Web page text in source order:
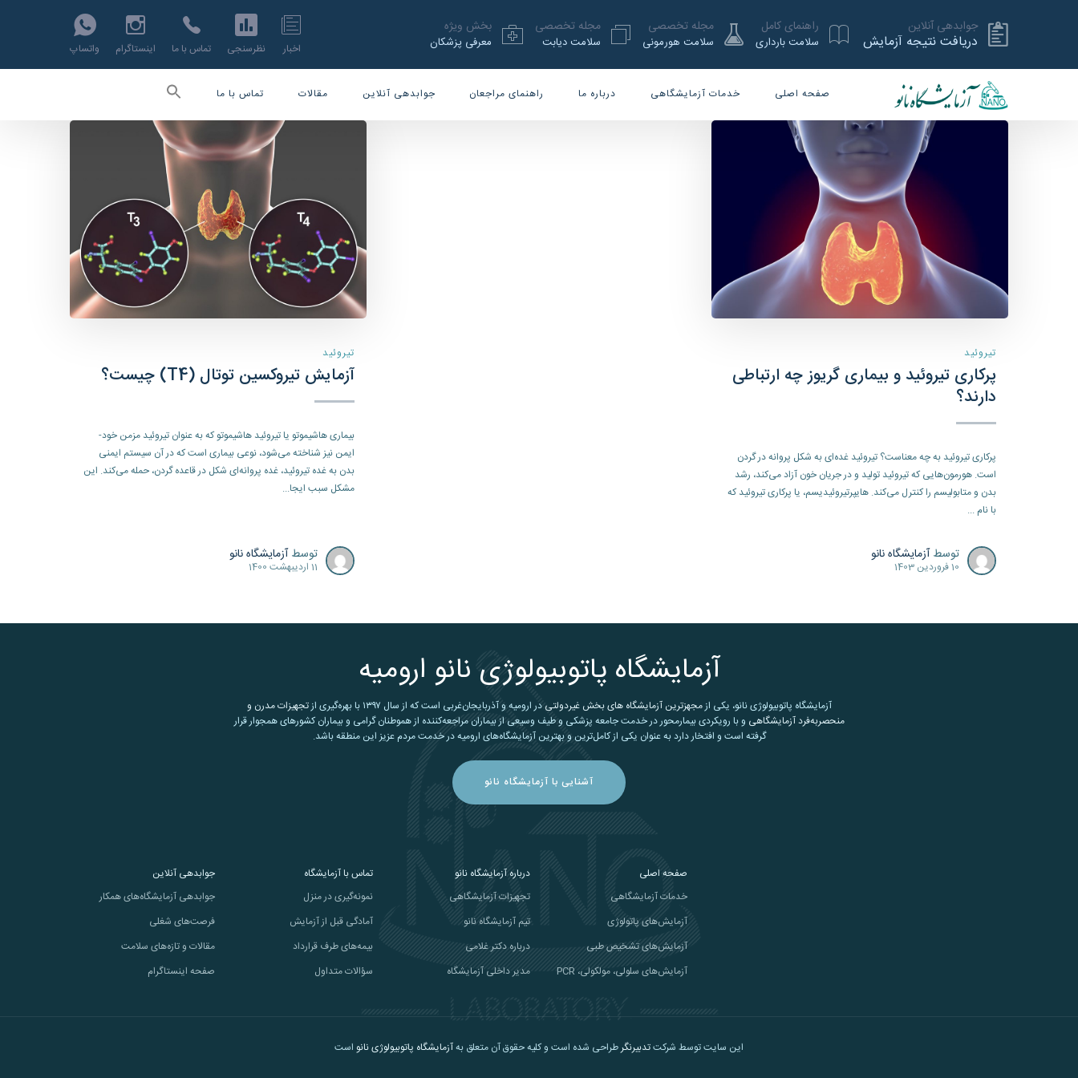
جوابدهی آنلاین
دریافت نتیجه آزمایش
راهنمای کامل
سلامت بارداری
مجله تخصصی
سلامت هورمونی
مجله تخصصی
سلامت دیابت
بخش ویژه
معرفی پزشکان واتساپ اینستاگرام تماس با ما نظرسنجی اخبار
صفحه اصلی خدمات آزمایشگاهی درباره ما راهنمای مراجعان جوابدهی آنلاین مقالات تماس با ما
تیروئید
پرکاری تیروئید و بیماری گریوز چه ارتباطی
دارند؟
پرکاری تیروئید به چه معناست؟ تیروئید غده‌ای به شکل پروانه در گردن
است. هورمون‌هایی که تیروئید تولید و در جریان خون آزاد می‌کند، رشد
بدن و متابولیسم را کنترل می‌کند. هایپرتیروئیدیسم، یا پرکاری تیروئید که
با نام ...
توسط آزمایشگاه نانو
10 فروردین 1403
تیروئید
آزمایش تیروکسین توتال (T4) چیست؟
بیماری هاشیموتو یا تیروئید هاشیموتو که به عنوان تیروئید مزمن خود-‌
ایمن نیز شناخته می‌شود، نوعی بیماری است که در آن سیستم ایمنی
بدن به غده تیروئید، غده پروانه‌ای شکل در قاعده گردن، حمله می‌کند. این
مشکل سبب ایجا...
توسط آزمایشگاه نانو
11 اردیبهشت 1400
آزمایشگاه پاتوبیولوژی نانو ارومیه
آزمایشگاه پاتوبیولوژی نانو، یکی ازمجهزترین آزمایشگاه های بخش غیردولتی در ارومیه و آذربایجان‌غربی است که از سال ۱۳۹۷ با بهره‌گیری از
تجهیزات مدرن و
منحصربه‌فرد آزمایشگاهی و با رویکردی بیمارمحور در خدمت جامعه پزشکی و طیف وسیعی از بیماران مراجعه‌کننده از هموطنان گرامی و بیماران کشورهای همجوار قرار
گرفته است و افتخار دارد به عنوان یکی از کامل‌ترین و بهترین آزمایشگاه‌های ارومیه در خدمت مردم عزیز این منطقه باشد.
آشنایی با آزمایشگاه نانو
صفحه اصلی
خدمات آزمایشگاهی
آزمایش‌های پاتولوژی
آزمایش‌های تشخیص طبی
آزمایش‌های سلولی، مولکولی، PCR
درباره آزمایشگاه نانو
تجهیزات آزمایشگاهی
تیم آزمایشگاه نانو
درباره دکتر غلامی
مدیر داخلی آزمایشگاه
تماس با آزمایشگاه
نمونه‌گیری در منزل
آمادگی قبل از آزمایش
بیمه‌های طرف قرارداد
سؤالات متداول
جوابدهی آنلاین
جوابدهی آزمایشگاه‌های همکار
فرصت‌های شغلی
مقالات و تازه‌های سلامت
صفحه اینستاگرام
این سایت توسط شرکتتدبیرنگر طراحی شده است و کلیه حقوق آن متعلق بهآزمایشگاه پاتوبیولوژی نانو است